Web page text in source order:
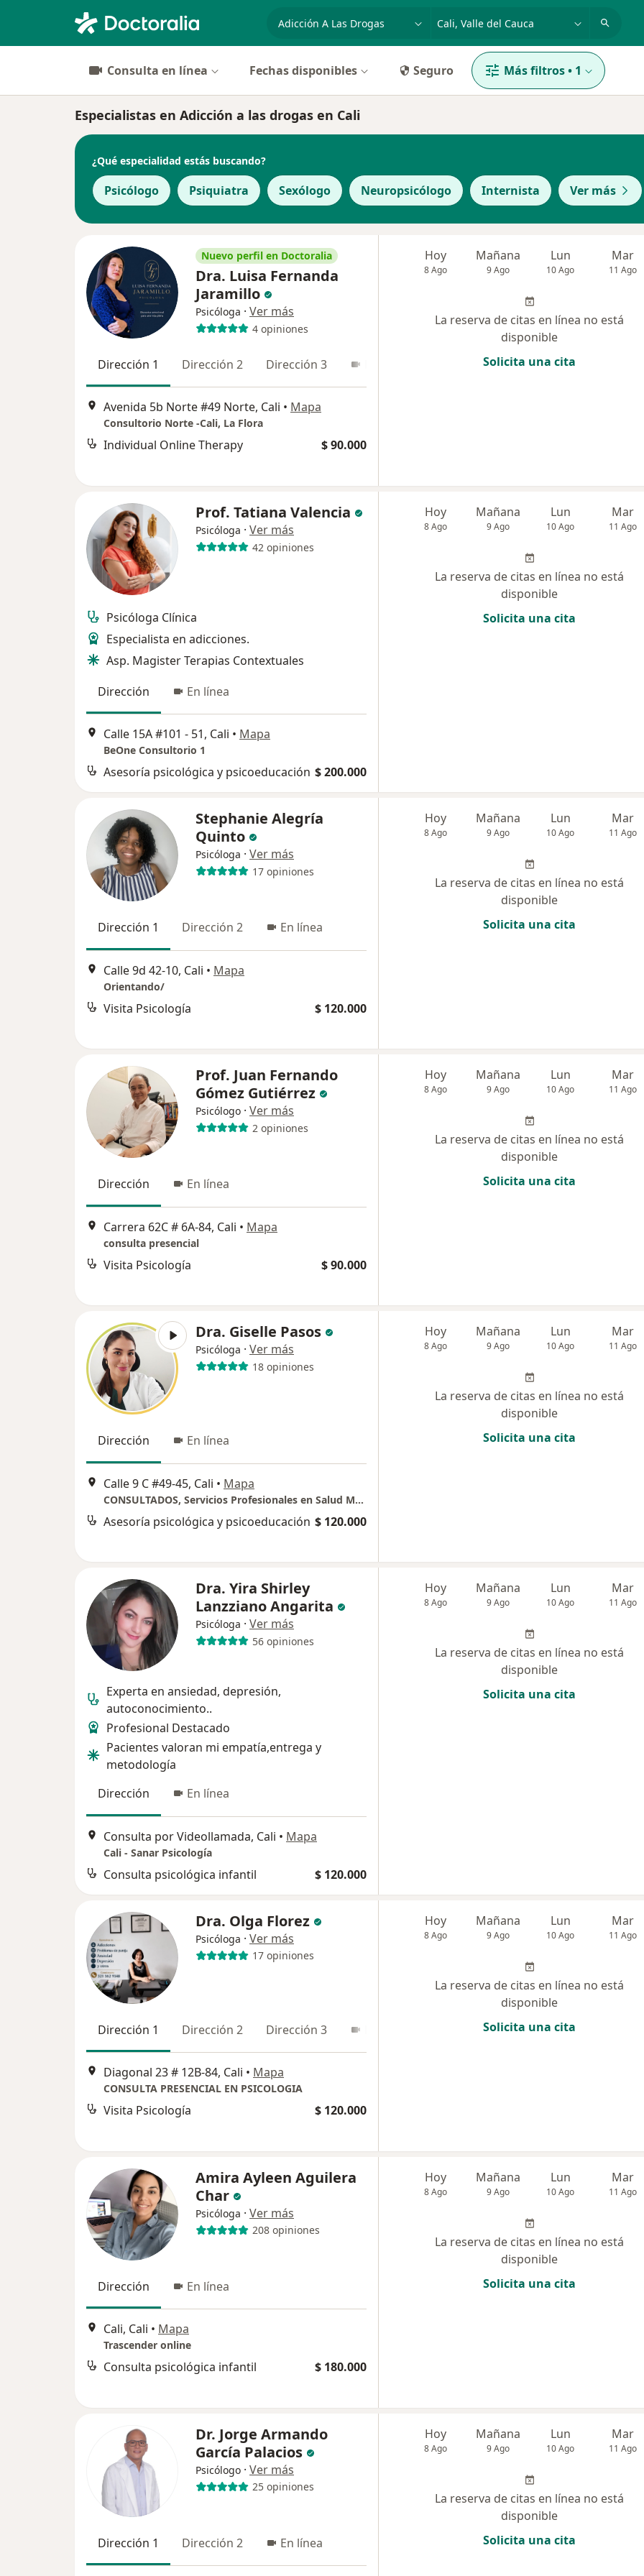
especialidad, enfermedad o nombre
Consulta en línea Fechas disponibles Seguro Más filtros• 1
Especialistas en Adicción a las drogas en Cali
¿Qué especialidad estás buscando?
Psicólogo Psiquiatra Sexólogo Neuropsicólogo Internista Ver más
Nuevo perfil en Doctoralia
Dra. Luisa Fernanda
Jaramillo
Psicóloga · Ver más
4 opiniones
Dirección 1 Dirección 2 Dirección 3
Avenida 5b Norte #49 Norte, Cali • Mapa
Consultorio Norte -Cali, La Flora
Individual Online Therapy $ 90.000
Hoy
8 Ago
Mañana
9 Ago
Lun
10 Ago
Mar
11 Ago
La reserva de citas en línea no está
disponible
Solicita una cita
Prof. Tatiana Valencia
Psicóloga · Ver más
42 opiniones
Psicóloga Clínica
Especialista en adicciones.
Asp. Magister Terapias Contextuales
Dirección
En línea
Calle 15A #101 - 51, Cali • Mapa
BeOne Consultorio 1
Asesoría psicológica y psicoeducación $ 200.000
Hoy
8 Ago
Mañana
9 Ago
Lun
10 Ago
Mar
11 Ago
La reserva de citas en línea no está
disponible
Solicita una cita
Stephanie Alegría
Quinto
Psicóloga · Ver más
17 opiniones
Dirección 1 Dirección 2 En línea
Calle 9d 42-10, Cali • Mapa
Orientando/
Visita Psicología $ 120.000
Hoy
8 Ago
Mañana
9 Ago
Lun
10 Ago
Mar
11 Ago
La reserva de citas en línea no está
disponible
Solicita una cita
Prof. Juan Fernando
Gómez Gutiérrez
Psicólogo · Ver más
2 opiniones
Dirección En línea
Carrera 62C # 6A-84, Cali • Mapa
consulta presencial
Visita Psicología $ 90.000
Hoy
8 Ago
Mañana
9 Ago
Lun
10 Ago
Mar
11 Ago
La reserva de citas en línea no está
disponible
Solicita una cita
Dra. Giselle Pasos
Psicóloga · Ver más
18 opiniones
Dirección En línea
Calle 9 C #49-45, Cali • Mapa
CONSULTADOS, Servicios Profesionales en Salud Mental
Asesoría psicológica y psicoeducación $ 120.000
Hoy
8 Ago
Mañana
9 Ago
Lun
10 Ago
Mar
11 Ago
La reserva de citas en línea no está
disponible
Solicita una cita
Dra. Yira Shirley
Lanzziano Angarita
Psicóloga · Ver más
56 opiniones
Experta en ansiedad, depresión,
autoconocimiento..
Profesional Destacado
Pacientes valoran mi empatía,entrega y
metodología
Dirección
En línea
Consulta por Videollamada, Cali • Mapa
Cali - Sanar Psicología
Consulta psicológica infantil $ 120.000
Hoy
8 Ago
Mañana
9 Ago
Lun
10 Ago
Mar
11 Ago
La reserva de citas en línea no está
disponible
Solicita una cita
Dra. Olga Florez
Psicóloga · Ver más
17 opiniones
Dirección 1 Dirección 2 Dirección 3
Diagonal 23 # 12B-84, Cali • Mapa
CONSULTA PRESENCIAL EN PSICOLOGIA
Visita Psicología $ 120.000
Hoy
8 Ago
Mañana
9 Ago
Lun
10 Ago
Mar
11 Ago
La reserva de citas en línea no está
disponible
Solicita una cita
Amira Ayleen Aguilera
Char
Psicóloga · Ver más
208 opiniones
Dirección En línea
Cali, Cali • Mapa
Trascender online
Consulta psicológica infantil $ 180.000
Hoy
8 Ago
Mañana
9 Ago
Lun
10 Ago
Mar
11 Ago
La reserva de citas en línea no está
disponible
Solicita una cita
Dr. Jorge Armando
García Palacios
Psicólogo · Ver más
25 opiniones
Dirección 1 Dirección 2 En línea
Hoy
8 Ago
Mañana
9 Ago
Lun
10 Ago
Mar
11 Ago
La reserva de citas en línea no está
disponible
Solicita una cita